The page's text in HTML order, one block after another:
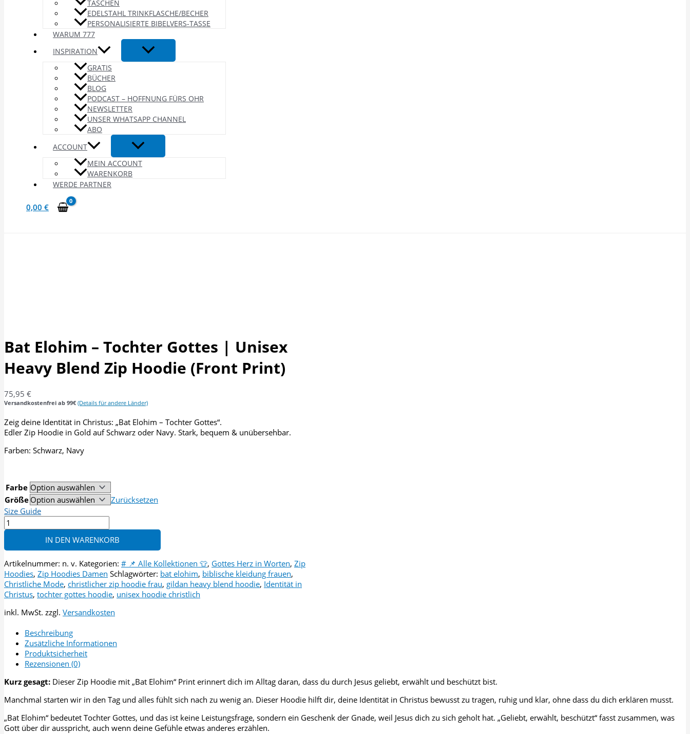
TASCHEN
EDELSTAHL TRINKFLASCHE/BECHER
PERSONALISIERTE BIBELVERS-TASSE
WARUM 777
INSPIRATION
GRATIS
BÜCHER
BLOG
PODCAST – HOFFNUNG FÜRS OHR
NEWSLETTER
UNSER WHATSAPP CHANNEL
ABO
ACCOUNT
MEIN ACCOUNT
WARENKORB
WERDE PARTNER
0,00 €
Bat Elohim – Tochter Gottes | Unisex
Heavy Blend Zip Hoodie (Front Print)
75,95 €
Versandkostenfrei ab 99€ (Details für andere Länder)
Zeig deine Identität in Christus: „Bat Elohim – Tochter Gottes“.
Edler Zip Hoodie in Gold auf Schwarz oder Navy. Stark, bequem & unübersehbar.
Farben: Schwarz, Navy
Farbe
Größe
Zurücksetzen
Size Guide
Bat
Elohim
Tochter
Gottes
|
Unisex
Heavy
Zip
(Front
Print)
Menge
IN DEN WARENKORB
Artikelnummer: n. v. Kategorien: # 📌 Alle Kollektionen 👕, Gottes Herz in Worten, Zip
Hoodies, Zip Hoodies Damen Schlagwörter: bat elohim, biblische kleidung frauen,
Christliche Mode, christlicher zip hoodie frau, gildan heavy blend hoodie, Identität in
Christus, tochter gottes hoodie, unisex hoodie christlich
inkl. MwSt. zzgl. Versandkosten
Beschreibung
Zusätzliche Informationen
Produktsicherheit
Rezensionen (0)
Kurz gesagt: Dieser Zip Hoodie mit „Bat Elohim“ Print erinnert dich im Alltag daran, dass du durch Jesus geliebt, erwählt und beschützt bist.
Manchmal starten wir in den Tag und alles fühlt sich nach zu wenig an. Dieser Hoodie hilft dir, deine Identität in Christus bewusst zu tragen, ruhig und klar, ohne dass du dich erklären musst.
„Bat Elohim“ bedeutet Tochter Gottes, und das ist keine Leistungsfrage, sondern ein Geschenk der Gnade, weil Jesus dich zu sich geholt hat. „Geliebt, erwählt, beschützt“ fasst zusammen, was
Gott über dir ausspricht, auch wenn deine Gefühle etwas anderes erzählen.